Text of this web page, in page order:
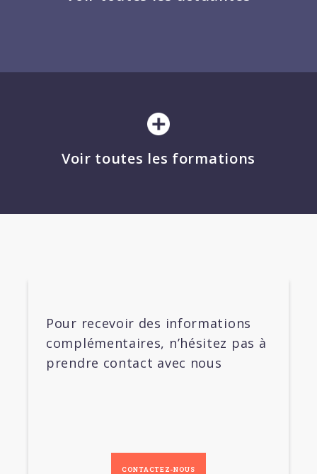
Voir toutes les formations
Pour recevoir des informations
complémentaires, n’hésitez pas à
prendre contact avec nous
CONTACTEZ-NOUS